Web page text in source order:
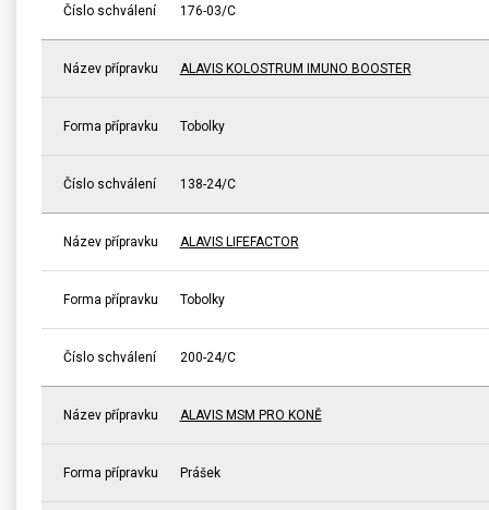
Číslo schválení 176-03/C
Název přípravku ALAVIS KOLOSTRUM IMUNO BOOSTER
Forma přípravku Tobolky
Číslo schválení 138-24/C
Název přípravku ALAVIS LIFEFACTOR
Forma přípravku Tobolky
Číslo schválení 200-24/C
Název přípravku ALAVIS MSM PRO KONĚ
Forma přípravku Prášek